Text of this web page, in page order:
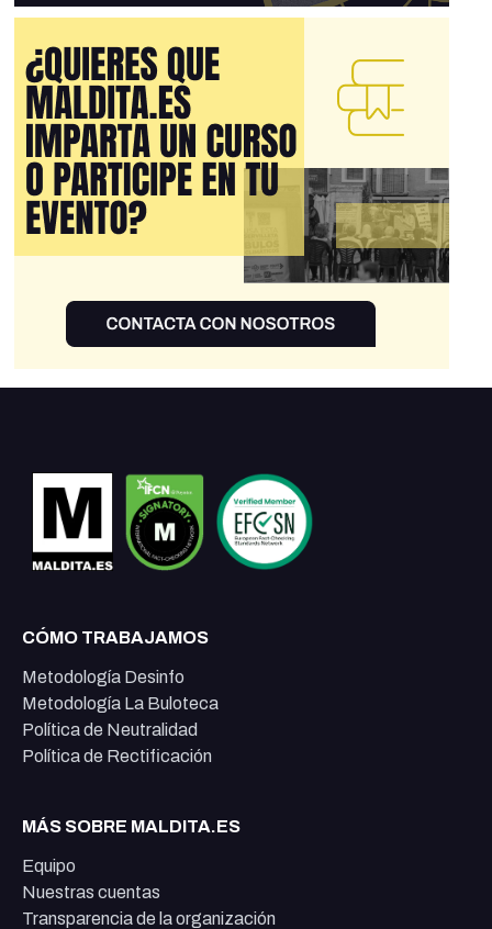
CÓMO TRABAJAMOS
Metodología Desinfo
Metodología La Buloteca
Política de Neutralidad
Política de Rectificación
MÁS SOBRE MALDITA.ES
Equipo
Nuestras cuentas
Transparencia de la organización